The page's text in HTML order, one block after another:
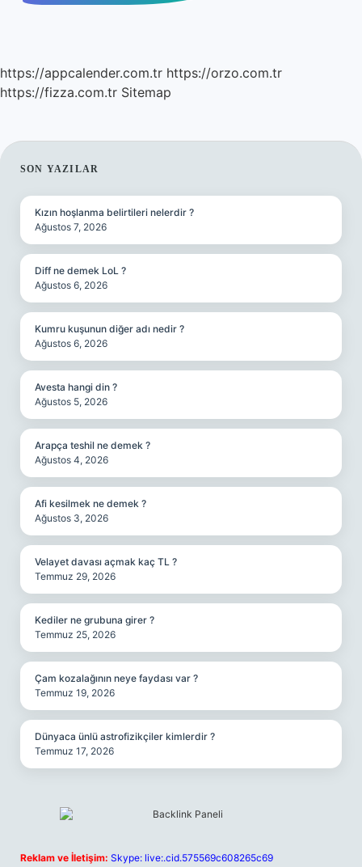
https://appcalender.com.tr https://orzo.com.tr
https://fizza.com.tr Sitemap
SIDEBAR
SON YAZILAR
Kızın hoşlanma belirtileri nelerdir ?
Ağustos 7, 2026
Diff ne demek LoL ?
Ağustos 6, 2026
Kumru kuşunun diğer adı nedir ?
Ağustos 6, 2026
Avesta hangi din ?
Ağustos 5, 2026
Arapça teshil ne demek ?
Ağustos 4, 2026
Afi kesilmek ne demek ?
Ağustos 3, 2026
Velayet davası açmak kaç TL ?
Temmuz 29, 2026
Kediler ne grubuna girer ?
Temmuz 25, 2026
Çam kozalağının neye faydası var ?
Temmuz 19, 2026
Dünyaca ünlü astrofizikçiler kimlerdir ?
Temmuz 17, 2026
Reklam ve İletişim: Skype: live:.cid.575569c608265c69